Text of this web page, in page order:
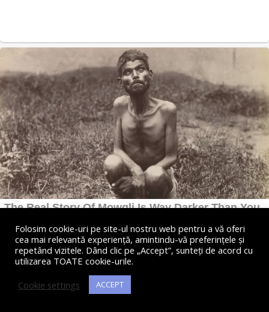
Folosim cookie-uri pe site-ul nostru web pentru a vă oferi
cea mai relevantă experiență, amintindu-vă preferințele și
repetând vizitele. Dând clic pe „Accept”, sunteți de acord cu
utilizarea TOATE cookie-urile.
Cookie settings
ACCEPT